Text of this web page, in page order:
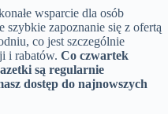
wsparcie dla osób
zapoznanie się z ofertą
co jest szczególnie
i rabatów. Co czwartek
są regularnie
dostęp do najnowszych